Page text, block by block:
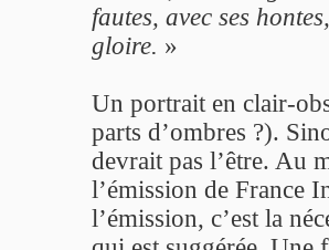
fautes, avec ses
gloire. »
Un portrait en clair-
parts d’ombres ?).
devrait pas l’être. Au
l’émission de France
l’émission, c’est la